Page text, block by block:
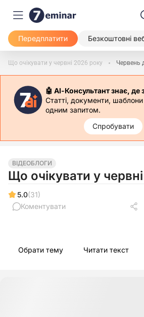
Передплатити Безкоштовні
Що очікувати у червні 2026 року
🤖 АІ-Консультант знає, де
Статті, документи, шаблони
одним запитом.
Спробувати
ВІДЕОБЛОГИ
Що очікувати у
5.0(31)
Коментувати
Обрати тему Читати текст